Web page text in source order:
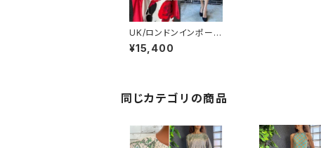
UK/ロンドンインポート
タイトワンピース｜タイ
トドレス/ホワイト＆レッ
¥15,400
同じカテゴリの商品